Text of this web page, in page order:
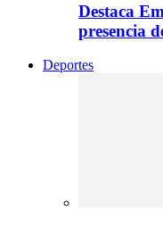
Destaca
presencia
Deportes